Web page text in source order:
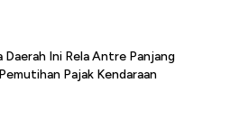
Daerah Ini Rela Antre Panjang
Pajak Kendaraan